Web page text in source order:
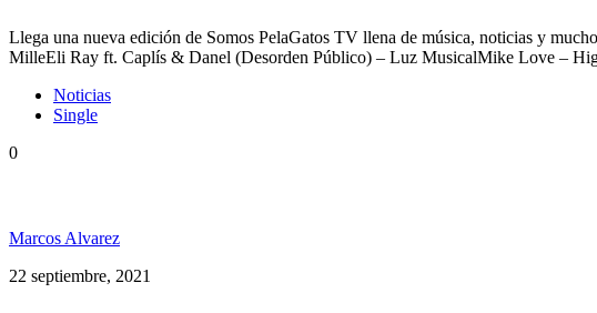
Llega una nueva edición de Somos PelaGatos TV llena de música, noticias y
MilleEli Ray ft. Caplís & Danel (Desorden Público) – Luz MusicalMike Love –
Noticias
Single
0
Marcos Alvarez
22 septiembre, 2021